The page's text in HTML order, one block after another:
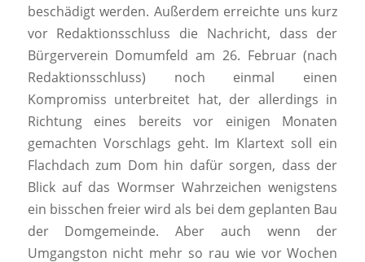
beschädigt werden. Außerdem erreichte uns kurz
vor Redaktionsschluss die Nachricht, dass der
Bürgerverein Domumfeld am 26. Februar (nach
Redaktionsschluss) noch einmal einen
Kompromiss unterbreitet hat, der allerdings in
Richtung eines bereits vor einigen Monaten
gemachten Vorschlags geht. Im Klartext soll ein
Flachdach zum Dom hin dafür sorgen, dass der
Blick auf das Wormser Wahrzeichen wenigstens
ein bisschen freier wird als bei dem geplanten Bau
der Domgemeinde. Aber auch wenn der
Umgangston nicht mehr so rau wie vor Wochen